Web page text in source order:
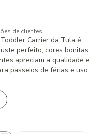
de clientes.
Carrier da Tula é
perfeito, cores bonitas
apreciam a qualidade e
passeios de férias e uso